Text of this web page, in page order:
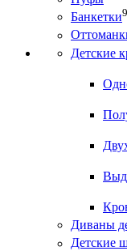
Банкетки9
Детские
Диваны
Детские